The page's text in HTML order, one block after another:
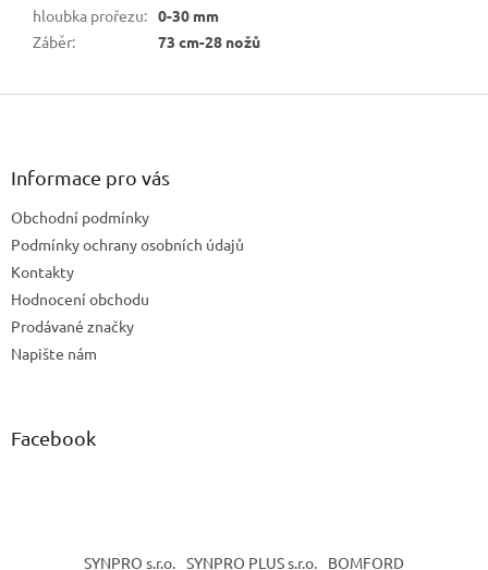
hloubka prořezu: 0-30 mm
Záběr: 73 cm-28 nožů
Z
Informace pro vás
Obchodní podmínky
Podmínky ochrany osobních údajů
Kontakty
Hodnocení obchodu
Prodávané značky
Napište nám
Facebook
SYNPRO s.r.o. SYNPRO PLUS s.r.o. BOMFORD